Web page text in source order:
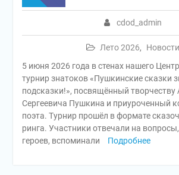
cdod_admin
Лето 2026,
Новости
5 июня 2026 года в стенах нашего
турнир знатоков «Пушкинские сказки
подсказки!», посвящённый творчеству
Сергеевича Пушкина и приуроченный
поэта. Турнир прошёл в формате
ринга. Участники отвечали на
героев, вспоминали
Подробнее